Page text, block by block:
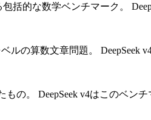
括的な数学ベンチマーク。
ルの算数文章問題。
DeepSeek
もの。
DeepSeek v4はこのベン